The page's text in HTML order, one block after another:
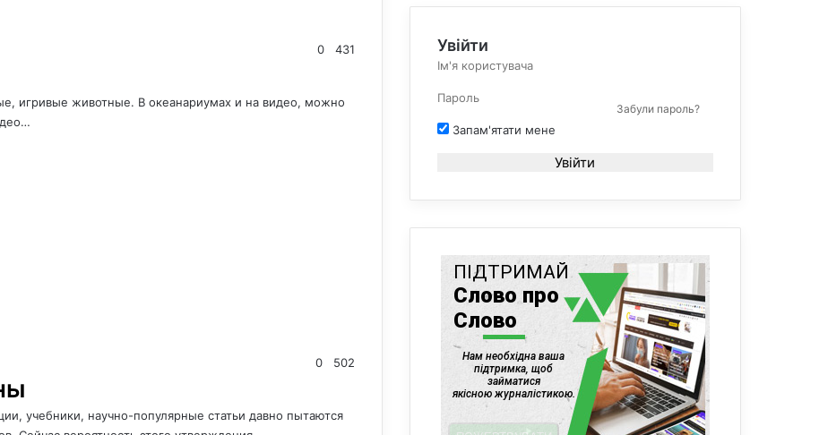
0 431
игривые животные. В океанариумах и на видео, можно
0 502
учебники, научно-популярные статьи давно пытаются
Увійти
Забули пароль?
Запам'ятати мене
Увійти